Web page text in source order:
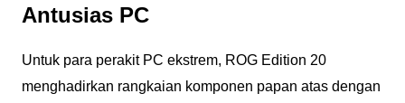
Antusias PC
Untuk para perakit PC ekstrem, ROG Edition 20
menghadirkan rangkaian komponen papan atas dengan